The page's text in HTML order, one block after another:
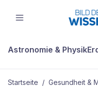
Astronomie & Physik
Startseite / Gesundheit &